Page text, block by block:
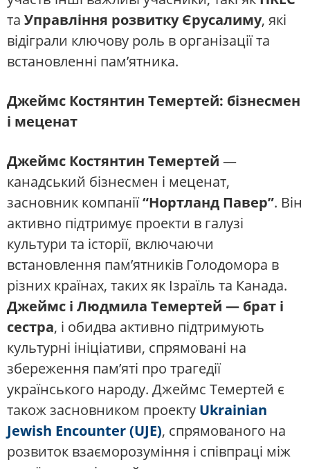
та Управління розвитку Єрусалиму, які
відіграли ключову роль в організації та
встановленні пам’ятника.
Джеймс Костянтин Темертей: бізнесмен
і меценат
Джеймс Костянтин Темертей —
канадський бізнесмен і меценат,
засновник компанії“Нортланд Павер”. Він
активно підтримує проекти в галузі
культури та історії, включаючи
встановлення пам’ятників Голодомора в
різних країнах, таких як Ізраїль та Канада.
Джеймс і Людмила Темертей — брат і
сестра, і обидва активно підтримують
культурні ініціативи, спрямовані на
збереження пам’яті про трагедії
українського народу. Джеймс Темертей є
також засновником проекту Ukrainian
Jewish Encounter (UJE), спрямованого на
розвиток взаєморозуміння і співпраці між